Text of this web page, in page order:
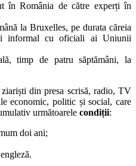
în România de către experți în
la Bruxelles, pe durata căreia
informal cu oficiali ai Uniunii
timp de patru săptămâni, la
din presa scrisă, radio, TV
economic, politic și social, care
următoarele condiții:
doi ani;